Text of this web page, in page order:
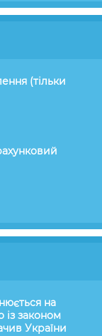
(тільки
на
із законом
України